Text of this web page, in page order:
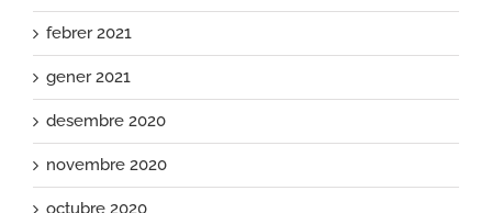
febrer 2021
gener 2021
desembre 2020
novembre 2020
octubre 2020